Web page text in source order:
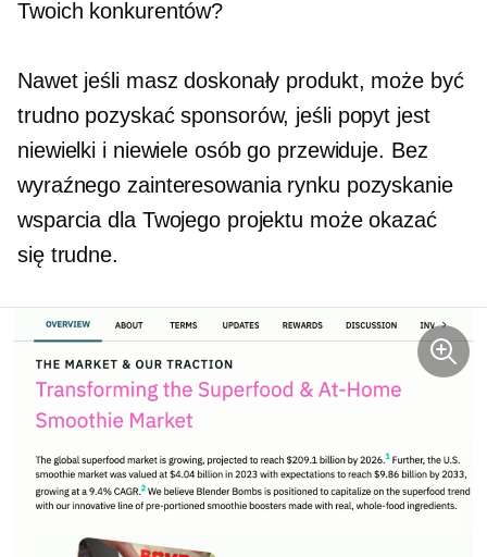
Twoich konkurentów?
Nawet jeśli masz doskonały produkt, może być
trudno pozyskać sponsorów, jeśli popyt jest
niewielki i niewiele osób go przewiduje. Bez
wyraźnego zainteresowania rynku pozyskanie
wsparcia dla Twojego projektu może okazać
się trudne.